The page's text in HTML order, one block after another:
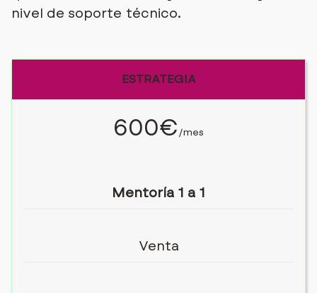
nivel de soporte técnico.
ESTRATEGIA
600€/mes
Mentoría 1 a 1
Venta